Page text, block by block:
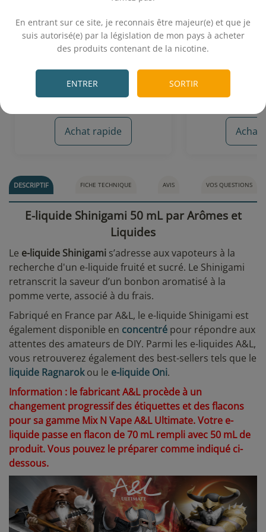
En entrant sur ce site, je reconnais être majeur(e) et que je
suis autorisé(e) par la législation de mon pays à acheter
des produits contenant de la nicotine.
ENTRER SORTIR
(Liquideo)
Pomme - Frais
On attend vos avis
Achat rapide
On
Achat
DESCRIPTIF FICHE TECHNIQUE AVIS VOS QUESTIONS
E-liquide Shinigami 50 mL par Arômes et
Liquides
Le e-liquide Shinigami s’adresse aux vapoteurs à la
recherche d'un e-liquide fruité et sucré. Le Shinigami
retranscrit la saveur d’un bonbon aromatisé à la
pomme verte, associé à du frais.
Fabriqué en France par A&L, le e-liquide Shinigami est
également disponible en concentré pour répondre aux
attentes des amateurs de DIY. Parmi les e-liquides A&L,
vous retrouverez également des best-sellers tels que le
liquide Ragnarokou le e-liquide Oni.
Information : le fabricant A&L procède à un
changement progressif des étiquettes et des flacons
pour sa gamme Mix N Vape A&L Ultimate. Votre e-
liquide passe en flacon de 70 mL rempli avec 50 mL de
produit. Vous pouvez le préparer comme indiqué ci-
dessous.